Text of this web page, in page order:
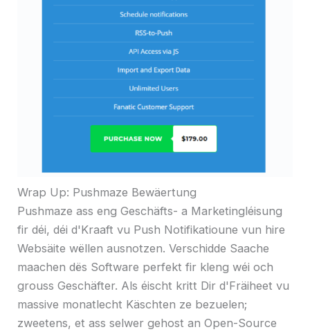
Wrap Up: Pushmaze Bewäertung
Pushmaze ass eng Geschäfts- a Marketingléisung
fir déi, déi d'Kraaft vu Push Notifikatioune vun hire
Websäite wëllen ausnotzen. Verschidde Saache
maachen dës Software perfekt fir kleng wéi och
grouss Geschäfter. Als éischt kritt Dir d'Fräiheet vu
massive monatlecht Käschten ze bezuelen;
zweetens, et ass selwer gehost an Open-Source